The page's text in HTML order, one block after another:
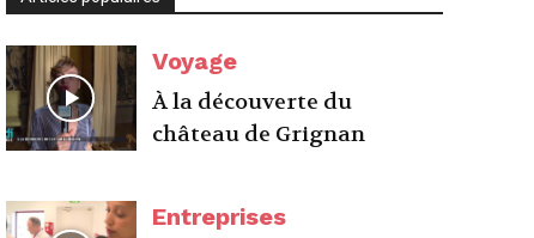
Voyage
À la découverte du
château de Grignan
Entreprises